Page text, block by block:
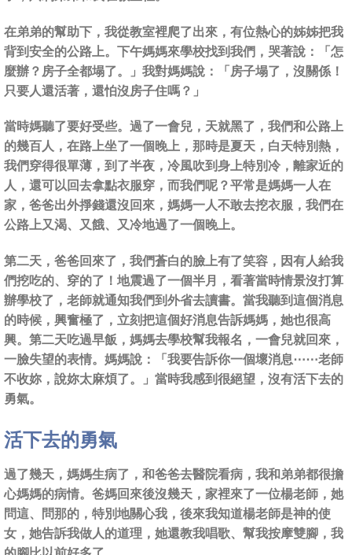
在弟弟的幫助下，我從教室裡爬了出來，有位熱心的姊姊把我
背到安全的公路上。下午媽媽來學校找到我們，哭著說：「怎
麼辦？房子全都塌了。」我對媽媽說：「房子塌了，沒關係！
只要人還活著，還怕沒房子住嗎？」
當時媽聽了要好受些。過了一會兒，天就黑了，我們和公路上
的幾百人，在路上坐了一個晚上，那時是夏天，白天特別熱，
我們穿得很單薄，到了半夜，冷風吹到身上特別冷，離家近的
人，還可以回去拿點衣服穿，而我們呢？平常是媽媽一人在
家，爸爸出外掙錢還沒回來，媽媽一人不敢去挖衣服，我們在
公路上又渴、又餓、又冷地過了一個晚上。
第二天，爸爸回來了，我們蒼白的臉上有了笑容，因有人給我
們挖吃的、穿的了！地震過了一個半月，看著當時情景沒打算
辦學校了，老師就通知我們到外省去讀書。當我聽到這個消息
的時候，興奮極了，立刻把這個好消息告訴媽媽，她也很高
興。第二天吃過早飯，媽媽去學校幫我報名，一會兒就回來，
一臉失望的表情。媽媽說：「我要告訴你一個壞消息⋯⋯老師
不收妳，說妳太麻煩了。」當時我感到很絕望，沒有活下去的
勇氣。
活下去的勇氣
過了幾天，媽媽生病了，和爸爸去醫院看病，我和弟弟都很擔
心媽媽的病情。爸媽回來後沒幾天，家裡來了一位楊老師，她
問這、問那的，特別地關心我，後來我知道楊老師是神的使
女，她告訴我做人的道理，她還教我唱歌、幫我按摩雙腳，我